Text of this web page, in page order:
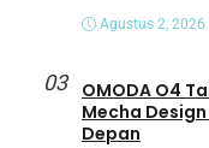
Agustus 2, 2026
03
OMODA O4
Mecha
Depan